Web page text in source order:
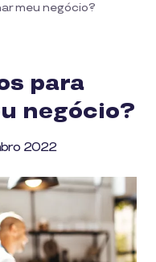
meu negócio?
para
negócio?
2022